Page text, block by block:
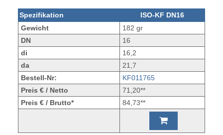
Spezifikation
ISO-KF DN16
Gewicht
182 gr
DN
16
di
16,2
da
21,7
Bestell-Nr:
KF011765
Preis € / Netto
71,20**
Preis € / Brutto*
84,73**